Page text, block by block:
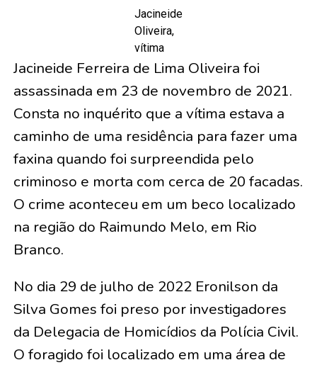
Jacineide
Oliveira,
vítima
Jacineide Ferreira de Lima Oliveira foi
assassinada em 23 de novembro de 2021.
Consta no inquérito que a vítima estava a
caminho de uma residência para fazer uma
faxina quando foi surpreendida pelo
criminoso e morta com cerca de 20 facadas.
O crime aconteceu em um beco localizado
na região do Raimundo Melo, em Rio
Branco.
No dia 29 de julho de 2022 Eronilson da
Silva Gomes foi preso por investigadores
da Delegacia de Homicídios da Polícia Civil.
O foragido foi localizado em uma área de